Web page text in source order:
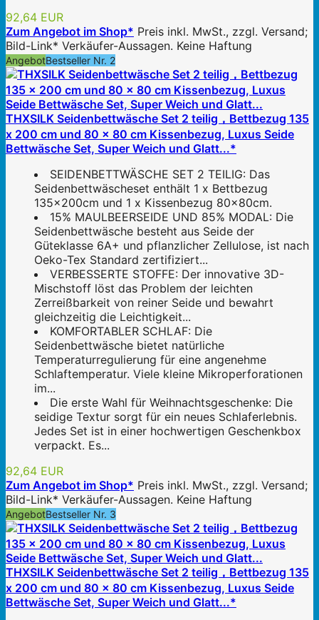
92,64 EUR
Zum Angebot im Shop* Preis inkl. MwSt., zzgl. Versand;
Bild-Link* Verkäufer-Aussagen. Keine Haftung
AngebotBestseller Nr. 2
THXSILK Seidenbettwäsche Set 2 teilig，Bettbezug 135
x 200 cm und 80 x 80 cm Kissenbezug, Luxus Seide
Bettwäsche Set, Super Weich und Glatt...*
SEIDENBETTWÄSCHE SET 2 TEILIG: Das
Seidenbettwäscheset enthält 1 x Bettbezug
135x200cm und 1 x Kissenbezug 80x80cm.
15% MAULBEERSEIDE UND 85% MODAL: Die
Seidenbettwäsche besteht aus Seide der
Güteklasse 6A+ und pflanzlicher Zellulose, ist nach
Oeko-Tex Standard zertifiziert...
VERBESSERTE STOFFE: Der innovative 3D-
Mischstoff löst das Problem der leichten
Zerreißbarkeit von reiner Seide und bewahrt
gleichzeitig die Leichtigkeit...
KOMFORTABLER SCHLAF: Die
Seidenbettwäsche bietet natürliche
Temperaturregulierung für eine angenehme
Schlaftemperatur. Viele kleine Mikroperforationen
im...
Die erste Wahl für Weihnachtsgeschenke: Die
seidige Textur sorgt für ein neues Schlaferlebnis.
Jedes Set ist in einer hochwertigen Geschenkbox
verpackt. Es...
92,64 EUR
Zum Angebot im Shop* Preis inkl. MwSt., zzgl. Versand;
Bild-Link* Verkäufer-Aussagen. Keine Haftung
AngebotBestseller Nr. 3
THXSILK Seidenbettwäsche Set 2 teilig，Bettbezug 135
x 200 cm und 80 x 80 cm Kissenbezug, Luxus Seide
Bettwäsche Set, Super Weich und Glatt...*